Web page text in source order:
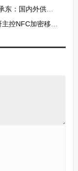
求 很多厂家想拷贝
加密移动固态硬盘